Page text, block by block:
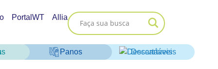
PortalWT Allia
Panos Descartáveis